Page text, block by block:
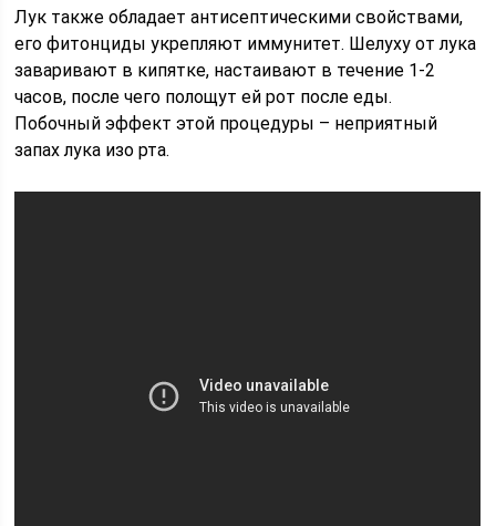
Лук также обладает антисептическими свойствами,
его фитонциды укрепляют иммунитет. Шелуху от лука
заваривают в кипятке, настаивают в течение 1-2
часов, после чего полощут ей рот после еды.
Побочный эффект этой процедуры – неприятный
запах лука изо рта.